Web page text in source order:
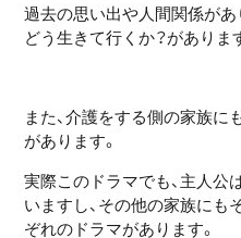
過去の思い出や人間関係があ
どう生きて行くか？がありま
また、介護をする側の家族に
があります。
実際このドラマでも、主人
いますし、その他の家族にも
ぞれのドラマがあります。